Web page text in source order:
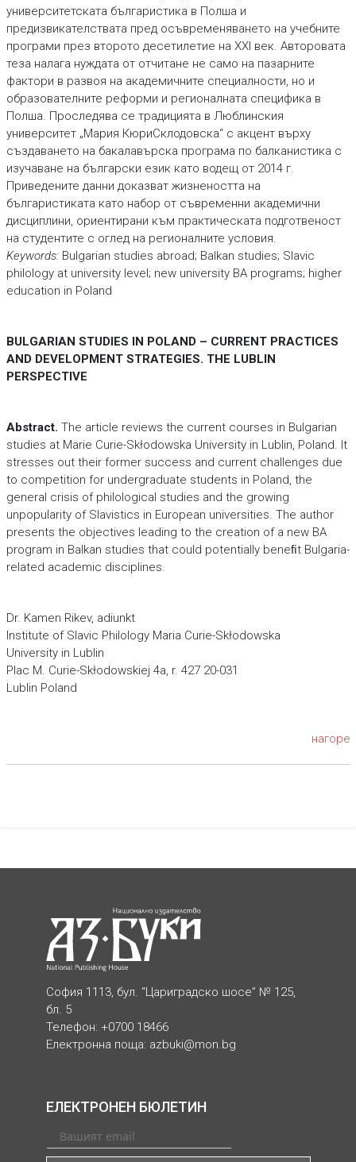
университетската българистика в Полша и
предизвикателствата пред осъвременяването на учебните
програми през второто десетилетие на XXI век. Авторовата
теза налага нуждата от отчитане не само на пазарните
фактори в развоя на академичните специалности, но и
образователните реформи и регионалната специфика в
Полша. Проследява се традицията в Люблинския
университет „Мария КюриСклодовска“ с акцент върху
създаването на бакалавърска програма по балканистика с
изучаване на български език като водещ от 2014 г.
Приведените данни доказват жизнеността на
българистиката като набор от съвременни академични
дисциплини, ориентирани към практическата подготвеност
на студентите с оглед на регионалните условия.
Keywords:Bulgarian studies abroad; Balkan studies; Slavic
philology at university level; new university BA programs; higher
education in Poland
BULGARIAN STUDIES IN POLAND – CURRENT PRACTICES
AND DEVELOPMENT STRATEGIES. THE LUBLIN
PERSPECTIVE
Abstract. The article reviews the current courses in Bulgarian
studies at Marie Curie-Skłodowska University in Lublin, Poland. It
stresses out their former success and current challenges due
to competition for undergraduate students in Poland, the
general crisis of philological studies and the growing
unpopularity of Slavistics in European universities. The author
presents the objectives leading to the creation of a new BA
program in Balkan studies that could potentially beneﬁt Bulgaria-
related academic disciplines.
Dr. Kamen Rikev, adiunkt
Institute of Slavic Philology Maria Curie-Skłodowska
University in Lublin
Plac M. Curie-Skłodowskiej 4a, r. 427 20-031
Lublin Poland
нагоре
София 1113, бул. “Цариградско шосе” № 125,
бл. 5
Телефон: +0700 18466
Електронна поща: azbuki@mon.bg
ЕЛЕКТРОНЕН БЮЛЕТИН